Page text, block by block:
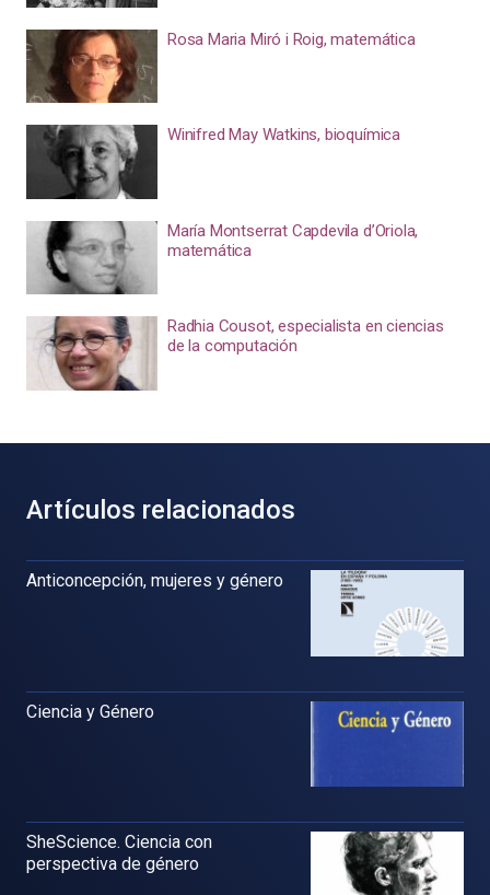
Rosa Maria Miró i Roig, matemática
Winifred May Watkins, bioquímica
María Montserrat Capdevila d’Oriola,
matemática
Radhia Cousot, especialista en ciencias
de la computación
Artículos relacionados
Anticoncepción, mujeres y género
Ciencia y Género
SheScience. Ciencia con
perspectiva de género